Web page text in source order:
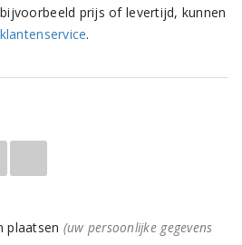
prijs of levertijd, kunnen
klantenservice.
plaatsen (uw persoonlijke gegevens